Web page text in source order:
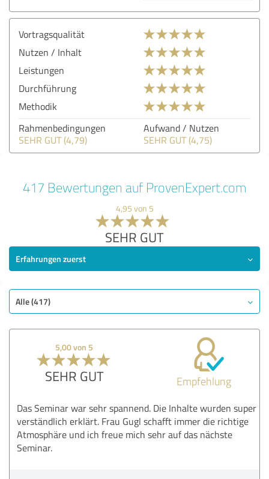
Vortragsqualität
Nutzen / Inhalt
Leistungen
Durchführung
Methodik
Rahmenbedingungen
SEHR GUT (4,79)
Aufwand / Nutzen
SEHR GUT (4,75)
417 Bewertungen auf ProvenExpert.com
4,95 von 5
SEHR GUT
Erfahrungen zuerst
Alle (417)
5,00 von 5
SEHR GUT Empfehlung
Das Seminar war sehr spannend. Die Inhalte wurden super
verständlich erklärt. Frau Gugl schafft immer die richtige
Atmosphäre und ich freue mich sehr auf das nächste
Seminar.